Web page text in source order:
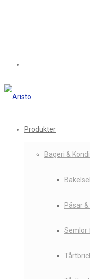
Produkter
Bageri &
Påsar
Semlor